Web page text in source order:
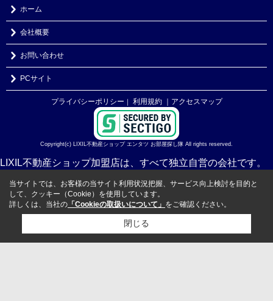
ホーム
会社概要
お問い合わせ
PCサイト
プライバシーポリシー ｜ 利用規約 ｜アクセスマップ
Copyright(c) LIXIL不動産ショップ エンタツ お部屋探し隊 All rights reserved.
LIXIL不動産ショップ加盟店は、すべて独立自営の会社です。
当サイトでは、お客様の当サイト利用状況把握、サービス向上検討を目的と
して、クッキー（Cookie）を使用しています。
詳しくは、当社の 「Cookieの取扱いについて」 をご確認ください。
閉じる